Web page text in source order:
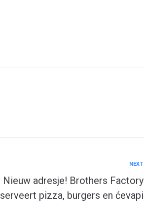
NEXT
Nieuw adresje! Brothers Factory
serveert pizza, burgers en ćevapi